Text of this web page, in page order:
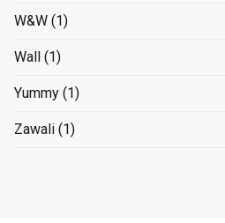
W&W (1)
Wall (1)
Yummy (1)
Zawali (1)